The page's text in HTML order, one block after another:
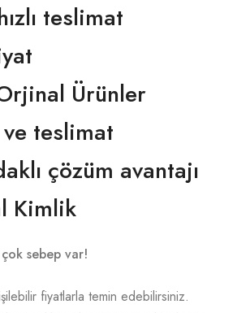
teslimat
Ürünler
teslimat
çözüm avantajı
Kimlik
sebep var!
fiyatlarla temin edebilirsiniz.